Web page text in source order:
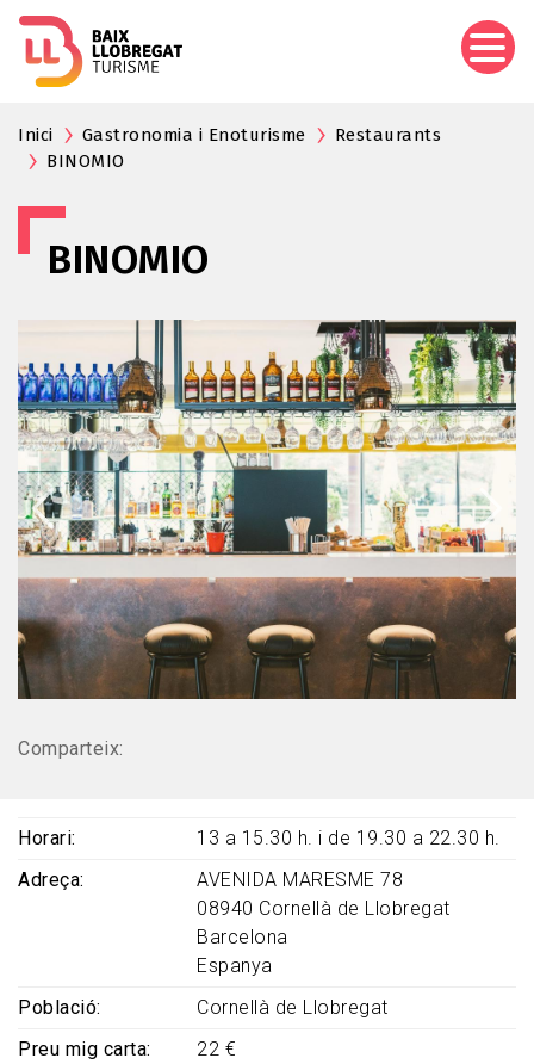
Inici Gastronomia i Enoturisme
Restaurants
BINOMIO
BINOMIO
Comparteix:
Horari
13 a 15.30 h. i de 19.30 a 22.30 h.
Adreça
AVENIDA MARESME 78
08940 Cornellà de Llobregat
Barcelona
Espanya
Població
Cornellà de Llobregat
Preu mig carta
22 €